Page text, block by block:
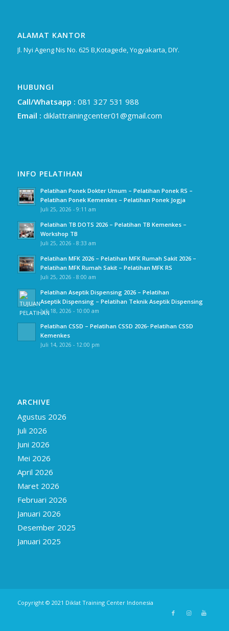
ALAMAT KANTOR
Jl. Nyi Ageng Nis No. 625 B,Kotagede, Yogyakarta, DIY.
HUBUNGI
Call/Whatsapp : 081 327 531 988
Email : diklattrainingcenter01@gmail.com
INFO PELATIHAN
Pelatihan Ponek Dokter Umum – Pelatihan Ponek RS –
Pelatihan Ponek Kemenkes – Pelatihan Ponek Jogja
Juli 25, 2026 - 9:11 am
Pelatihan TB DOTS 2026 – Pelatihan TB Kemenkes –
Workshop TB
Juli 25, 2026 - 8:33 am
Pelatihan MFK 2026 – Pelatihan MFK Rumah Sakit 2026 –
Pelatihan MFK Rumah Sakit – Pelatihan MFK RS
Juli 25, 2026 - 8:00 am
Pelatihan Aseptik Dispensing 2026 – Pelatihan
Aseptik Dispensing – Pelatihan Teknik Aseptik Dispensing
Juli 18, 2026 - 10:00 am
Pelatihan CSSD – Pelatihan CSSD 2026- Pelatihan CSSD
Kemenkes
Juli 14, 2026 - 12:00 pm
ARCHIVE
Agustus 2026
Juli 2026
Juni 2026
Mei 2026
April 2026
Maret 2026
Februari 2026
Januari 2026
Desember 2025
Januari 2025
Copyright © 2021 Diklat Training Center Indonesia